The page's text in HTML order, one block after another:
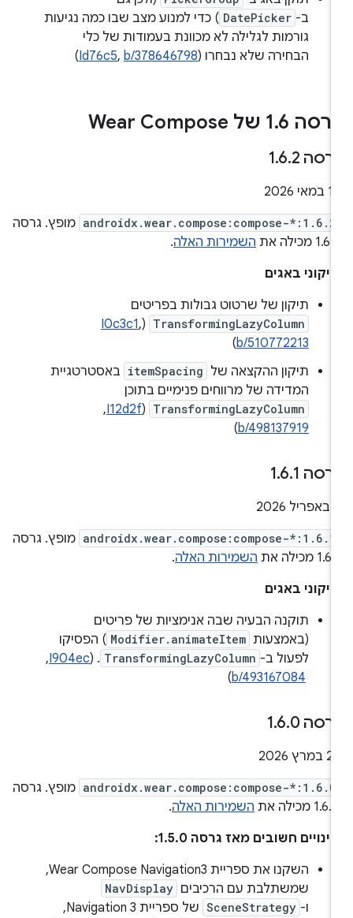
DatePicker ) כדי למנוע מצב שבו כמה נגיעות
גורמות לגלילה לא מכוונת בעמודות של כלי
הבחירה שלא נבחרו (
Id76c5,b/378646798
)
16 של Wear Compose
1
.6 .2
androidx.wear.compose:compose-*:1.6.2 מופץ. גרסה
השמירות האלה.
באגים
תיקון של שרטוט גבולות בפריטים
TransformingLazyColumn
(
I0c3c1,
b/510772213
)
תיקון ההקצאה של itemSpacing באסטרטגיית
המדידה של מרווחים פנימיים בתוכן
TransformingLazyColumn
(
I12d2f
, ‏
b/498137919
)
1
.6.1
androidx.wear.compose:compose-*:1.6.1 מופץ. גרסה
השמירות האלה.
באגים
תוקנה הבעיה שבה אנימציות של פריטים
(באמצעות Modifier.animateItem ) הפסיקו
לפעול ב- TransformingLazyColumn
. (
I904ec
,
b/493167084
)
1
.6 .0
androidx.wear.compose:compose-*:1.6.0 מופץ. גרסה
מכילה את
השמירות האלה.
חשובים מאז גרסה 1.5.0:
השקנו את ספריית Wear Compose Navigation3,
שמשתלבת עם הרכיבים NavDisplay
SceneStrategy
של ספריית Navigation 3,